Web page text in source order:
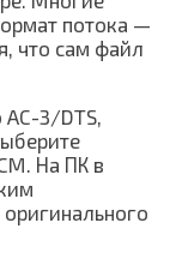
потока —
что сам файл
AC-3/DTS,
На ПК в